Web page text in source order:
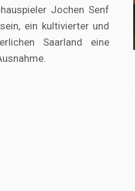
Jochen Senf
ein kultivierter und
Saarland eine